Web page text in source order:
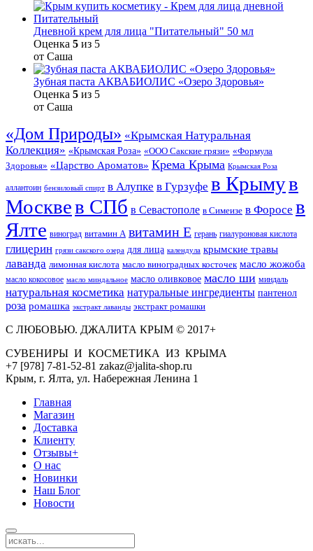
Дневной крем для лица "Питательный" 50 мл
Оценка 5 из 5
от Саша
Зубная паста АКВАБИОЛИС «Озеро Здоровья»
Оценка 5 из 5
от Саша
«Дом Природы» «Крымская Натуральная
Коллекция» «Крымская Роза» «ООО Сакские грязи» «Формула
Здоровья» «Царство Ароматов» Крема Крыма Крымская Роза
аллантоин бензиловый спирт в Алупке в Гурзуфе в Крымув
Москвев СПб в Севастополе в Симеизе в Форосе в
Ялте виноград витамин А витамин Е герань гиалуроновая кислота
глицерин грязи сакского озера для лица календула крымские травы
лаванда лимонная кислота масло виноградных косточек масло жожоба
масло кокосовое масло миндальное масло оливковое масло ши миндаль
натуральная косметика натуральные ингредиенты пантенол
роза ромашка экстракт лаванды экстракт ромашки
С ЛЮБОВЬЮ. ДЖАЛИТА КРЫМ © 2017+
СУВЕНИРЫ И КОСМЕТИКА ИЗ КРЫМА
+7 [978] 7-81-52-81 zakaz@jalita-shop.ru
Крым, г. Ялта, ул. Набережная Ленина 1
Главная
Магазин
Доставка
Клиенту
Отзывы+
О нас
Новинки
Наш Блог
Новости